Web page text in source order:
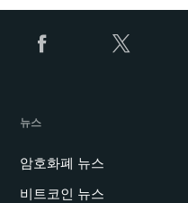
뉴스
암호화폐 뉴스
비트코인 뉴스